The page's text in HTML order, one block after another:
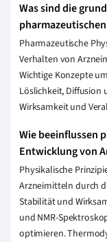
Was sind die
Pharmazeutische
Verhalten von
Wichtige Konzepte
Löslichkeit, Diffusion
Wirksamkeit und
Wie beeinflussen
Entwicklung von
Physikalische
Arzneimitteln durch
Stabilität und
und NMR-
optimieren.